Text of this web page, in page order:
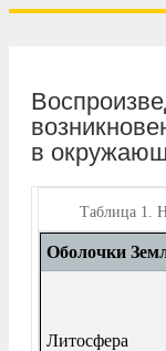
в
Таблица 1.
Оболочки
Литосфера